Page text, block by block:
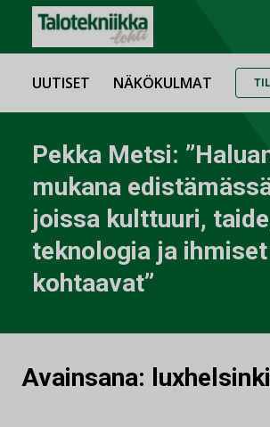
UUTISET NÄKÖKULMAT
Pekka Metsi:
mukana
joissa kulttuuri,
teknologia ja ihmiset
kohtaavat”
Avainsana: luxhelsinki